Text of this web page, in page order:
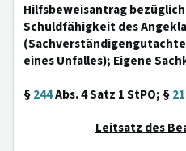
Hilfsbeweisantrag
Schuldfähigkeit des
eines Unfalles); Eigene
§244Abs. 4 Satz 1 StPO; §21
Leitsatz des